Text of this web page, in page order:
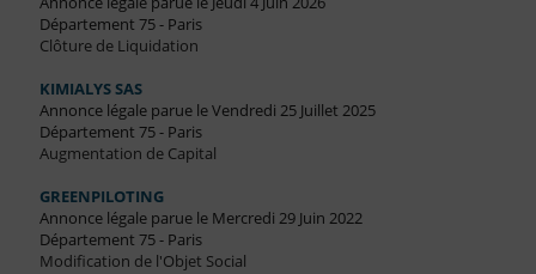
Département 75 - Paris
Clôture de Liquidation
KIMIALYS SAS
Annonce légale parue le Vendredi 25 Juillet 2025
Département 75 - Paris
Augmentation de Capital
GREENPILOTING
Annonce légale parue le Mercredi 29 Juin 2022
Département 75 - Paris
Modification de l'Objet Social